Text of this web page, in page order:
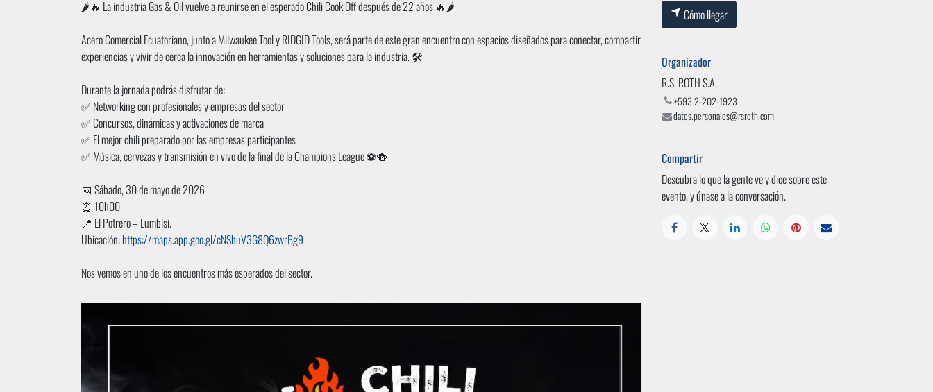
🌶️🔥 La industria Gas & Oil vuelve a reunirse en el esperado Chili Cook Off después de 22 años 🔥🌶️
Acero Comercial Ecuatoriano, junto a Milwaukee Tool y RIDGID Tools, será parte de este gran encuentro con espacios diseñados para conectar, compartir
experiencias y vivir de cerca la innovación en herramientas y soluciones para la industria. 🛠️
Durante la jornada podrás disfrutar de:
✅ Networking con profesionales y empresas del sector
✅ Concursos, dinámicas y activaciones de marca
✅ El mejor chili preparado por las empresas participantes
✅ Música, cervezas y transmisión en vivo de la final de la Champions League ⚽🍻
📅 Sábado, 30 de mayo de 2026
⏰ 10h00
📍 El Potrero – Lumbisí.
Ubicación:https://maps.app.goo.gl/cNShuV3G8Q6zwrBg9
Nos vemos en uno de los encuentros más esperados del sector.
Cómo llegar
Organizador
R.S. ROTH S.A.
+593 2-202-1923
datos.personales@rsroth.com
Compartir
Descubra lo que la gente ve y dice sobre este
evento, y únase a la conversación.